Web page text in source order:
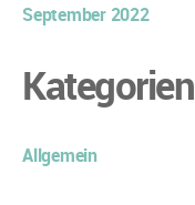
September 2022
Kategorien
Allgemein